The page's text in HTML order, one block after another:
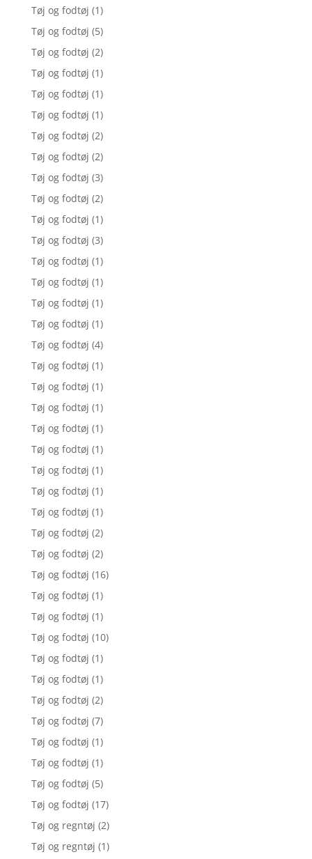
Tøj og fodtøj (1)
Tøj og fodtøj (5)
Tøj og fodtøj (2)
Tøj og fodtøj (1)
Tøj og fodtøj (1)
Tøj og fodtøj (1)
Tøj og fodtøj (2)
Tøj og fodtøj (2)
Tøj og fodtøj (3)
Tøj og fodtøj (2)
Tøj og fodtøj (1)
Tøj og fodtøj (3)
Tøj og fodtøj (1)
Tøj og fodtøj (1)
Tøj og fodtøj (1)
Tøj og fodtøj (1)
Tøj og fodtøj (4)
Tøj og fodtøj (1)
Tøj og fodtøj (1)
Tøj og fodtøj (1)
Tøj og fodtøj (1)
Tøj og fodtøj (1)
Tøj og fodtøj (1)
Tøj og fodtøj (1)
Tøj og fodtøj (1)
Tøj og fodtøj (2)
Tøj og fodtøj (2)
Tøj og fodtøj (16)
Tøj og fodtøj (1)
Tøj og fodtøj (1)
Tøj og fodtøj (10)
Tøj og fodtøj (1)
Tøj og fodtøj (1)
Tøj og fodtøj (2)
Tøj og fodtøj (7)
Tøj og fodtøj (1)
Tøj og fodtøj (1)
Tøj og fodtøj (5)
Tøj og fodtøj (17)
Tøj og regntøj (2)
Tøj og regntøj (1)